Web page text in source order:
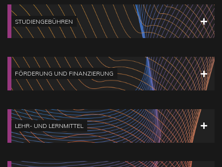
STUDIENGEBÜHREN
FÖRDERUNG UND FINANZIERUNG
LEHR- UND LERNMITTEL